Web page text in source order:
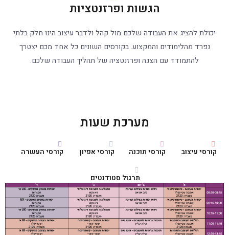
הגשות ופרזנטציות
יכולת להציג את העבודה שלכם מול קהל ולדבר עיצוב הינו חלק בלתי
נפרד מהלימודים והמקצוע. בקורסים השונים כל אחד מכם יצטרך
להתמודד עם הצגה ופרזנטציה של תהליך העבודה שלכם.
מערכת שעות
קורסי עיצוב קורסי תוכנה קורסי אפיון קורסי העשרה
תרגול סטודנטים